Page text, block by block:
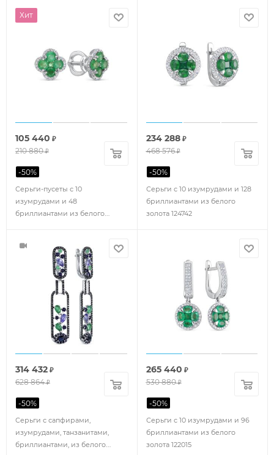
Хит
Серьги-пусеты с 10
изумрудами и 48
бриллиантами из белого
105 440 ₽
210 880₽
-50%
Серьги с 10 изумрудами и 128
бриллиантами из белого
золота 124742
234 288₽
468 576₽
-50%
Серьги с сапфирами,
изумрудами, танзанитами,
бриллиантами, из белого
314 432 ₽
628 864₽
-50%
Серьги с 10 изумрудами и 96
бриллиантами из белого
золота 122015
265 440 ₽
530 880₽
-50%